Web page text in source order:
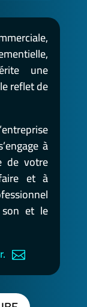
une
reflet de
à
de votre
et à
et le